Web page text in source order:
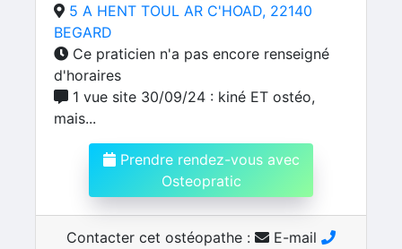
5 A HENT TOUL AR C'HOAD, 22140
BEGARD
Ce praticien n'a pas encore renseigné
d'horaires
1 vue site 30/09/24 : kiné ET ostéo,
mais...
Prendre rendez-vous avec
Osteopratic
Contacter cet ostéopathe :
E-mail